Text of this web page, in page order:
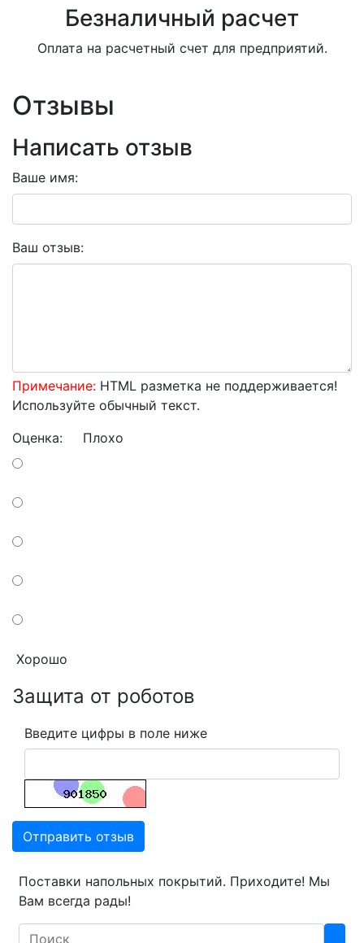
Безналичный расчет
Оплата на расчетный счет для предприятий.
Отзывы
Написать отзыв
Ваше имя:
Ваш отзыв:
Примечание: HTML разметка не поддерживается!
Используйте обычный текст.
Оценка: Плохо
Хорошо
Защита от роботов
Введите цифры в поле ниже
Отправить отзыв
Поставки напольных покрытий. Приходите! Мы
Вам всегда рады!
Search